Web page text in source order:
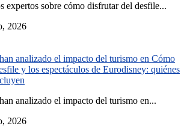
expertos sobre cómo disfrutar del desfile...
2026
analizado el impacto del turismo en Cómo
y los espectáculos de Eurodisney: quiénes
analizado el impacto del turismo en...
2026